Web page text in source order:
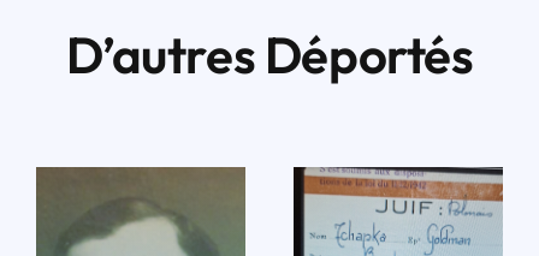
D’autres Déportés